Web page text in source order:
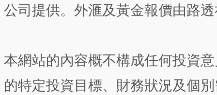
公司提供。外滙及黃金報價由路
本網站的內容概不構成任何投資
的特定投資目標、財務狀況及個